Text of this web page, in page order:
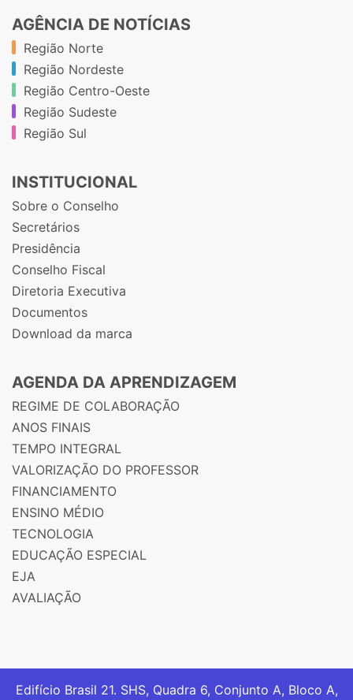
AGÊNCIA DE NOTÍCIAS
Região Norte
Região Nordeste
Região Centro-Oeste
Região Sudeste
Região Sul
INSTITUCIONAL
Sobre o Conselho
Secretários
Presidência
Conselho Fiscal
Diretoria Executiva
Documentos
Download da marca
AGENDA DA APRENDIZAGEM
REGIME DE COLABORAÇÃO
ANOS FINAIS
TEMPO INTEGRAL
VALORIZAÇÃO DO PROFESSOR
FINANCIAMENTO
ENSINO MÉDIO
TECNOLOGIA
EDUCAÇÃO ESPECIAL
EJA
AVALIAÇÃO
Edifício Brasil 21. SHS, Quadra 6, Conjunto A, Bloco A,